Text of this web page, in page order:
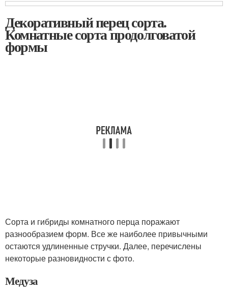
Декоративный перец сорта.
Комнатные сорта продолговатой
формы
Сорта и гибриды комнатного перца поражают
разнообразием форм. Все же наиболее привычными
остаются удлиненные стручки. Далее, перечислены
некоторые разновидности с фото.
Медуза